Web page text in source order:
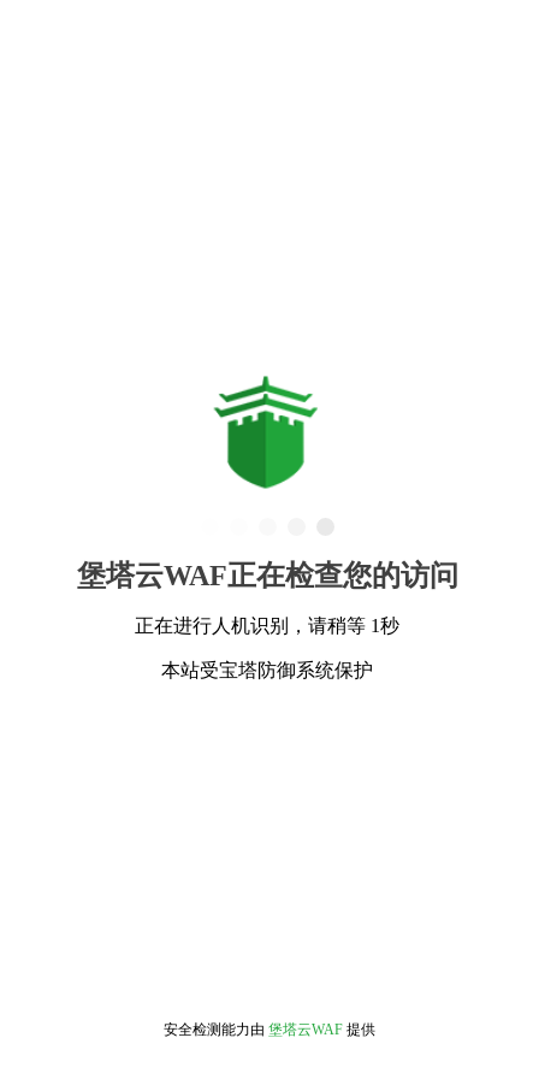
堡塔云WAF正在检查您的访问
正在进行人机识别，请稍等 1秒
本站受宝塔防御系统保护
安全检测能力由 堡塔云WAF 提供